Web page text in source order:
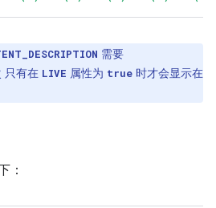
需要
只有在 LIVE 属性为 true 时才会显示在
：